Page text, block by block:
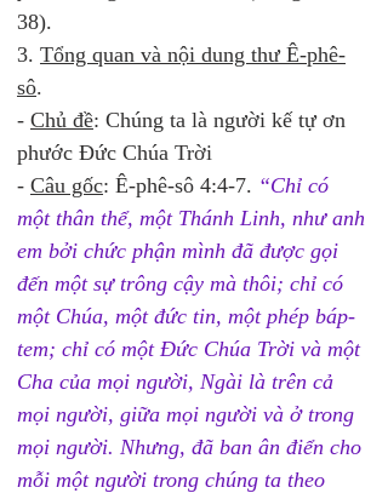
38).
3. Tổng quan và nội dung thư Ê-phê-
sô.
- Chủ đề: Chúng ta là người kế tự ơn
phước Đức Chúa Trời
- Câu gốc: Ê-phê-sô 4:4-7. “Chỉ có
một thân thể, một Thánh Linh, như anh
em bởi chức phận mình đã được gọi
đến một sự trông cậy mà thôi; chỉ có
một Chúa, một đức tin, một phép báp-
tem; chỉ có một Ðức Chúa Trời và một
Cha của mọi người, Ngài là trên cả
mọi người, giữa mọi người và ở trong
mọi người. Nhưng, đã ban ân điển cho
mỗi một người trong chúng ta theo